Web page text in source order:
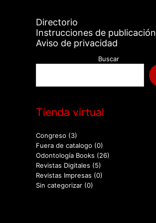
Directorio
Instrucciones de publicación
Aviso de privacidad
Buscar
Tienda virtual
Congreso (3)
Fuera de catalogo (0)
Odontología Books (26)
Revistas Digitales (5)
Revistas Impresas (0)
Sin categorizar (0)